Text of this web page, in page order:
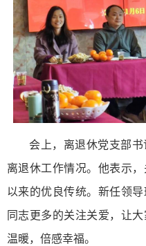
会上，离退休党支部
离退休工作情况。他表示
以来的优良传统。新任领
同志更多的关注关爱，让
温暖，倍感幸福。